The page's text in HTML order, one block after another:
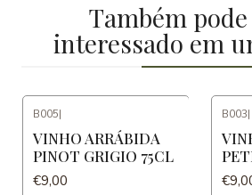
Também
interessado em
B005|
VINHO ARRÁBIDA
PINOT GRIGIO 75CL
€9,00
B003|